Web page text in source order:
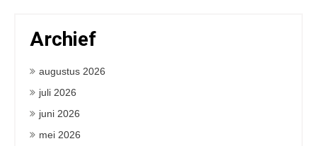
Archief
augustus 2026
juli 2026
juni 2026
mei 2026